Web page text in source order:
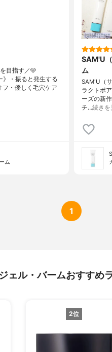
目指す／🩵
》・振ると発生する
・優しく毛穴ケア
ム
SAM'U
ム
SAM'U（
ラクトポ
ーズの新
チ…続きを
1
ェル・バームおすすめ
2位